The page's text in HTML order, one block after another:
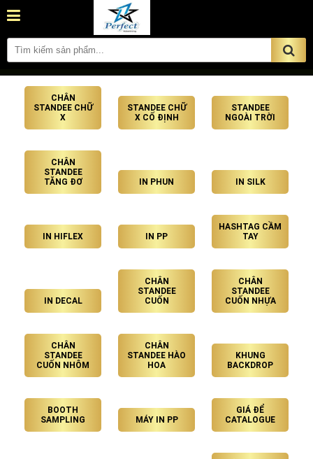
CHÂN
STANDEE CHỮ
X
STANDEE CHỮ
X CỐ ĐỊNH
STANDEE
NGOÀI TRỜI
CHÂN
STANDEE
TĂNG ĐƠ
IN PHUN IN SILK
IN HIFLEX IN PP
HASHTAG CẦM
TAY
IN DECAL
CHÂN
STANDEE
CUỐN
CHÂN
STANDEE
CUỐN NHỰA
CHÂN
STANDEE
CUỐN NHÔM
CHÂN
STANDEE HÀO
HOA
KHUNG
BACKDROP
BOOTH
SAMPLING
MÁY IN PP
GIÁ ĐỂ
CATALOGUE